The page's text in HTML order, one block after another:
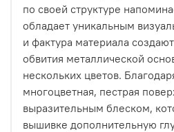
по своей структуре
обладает уникальным
и фактура материала
обвития металлической
нескольких цветов.
многоцветная, пестрая
выразительным блеском,
вышивке дополнительную